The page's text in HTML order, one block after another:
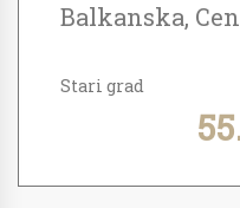
Balkanska,
Stari grad